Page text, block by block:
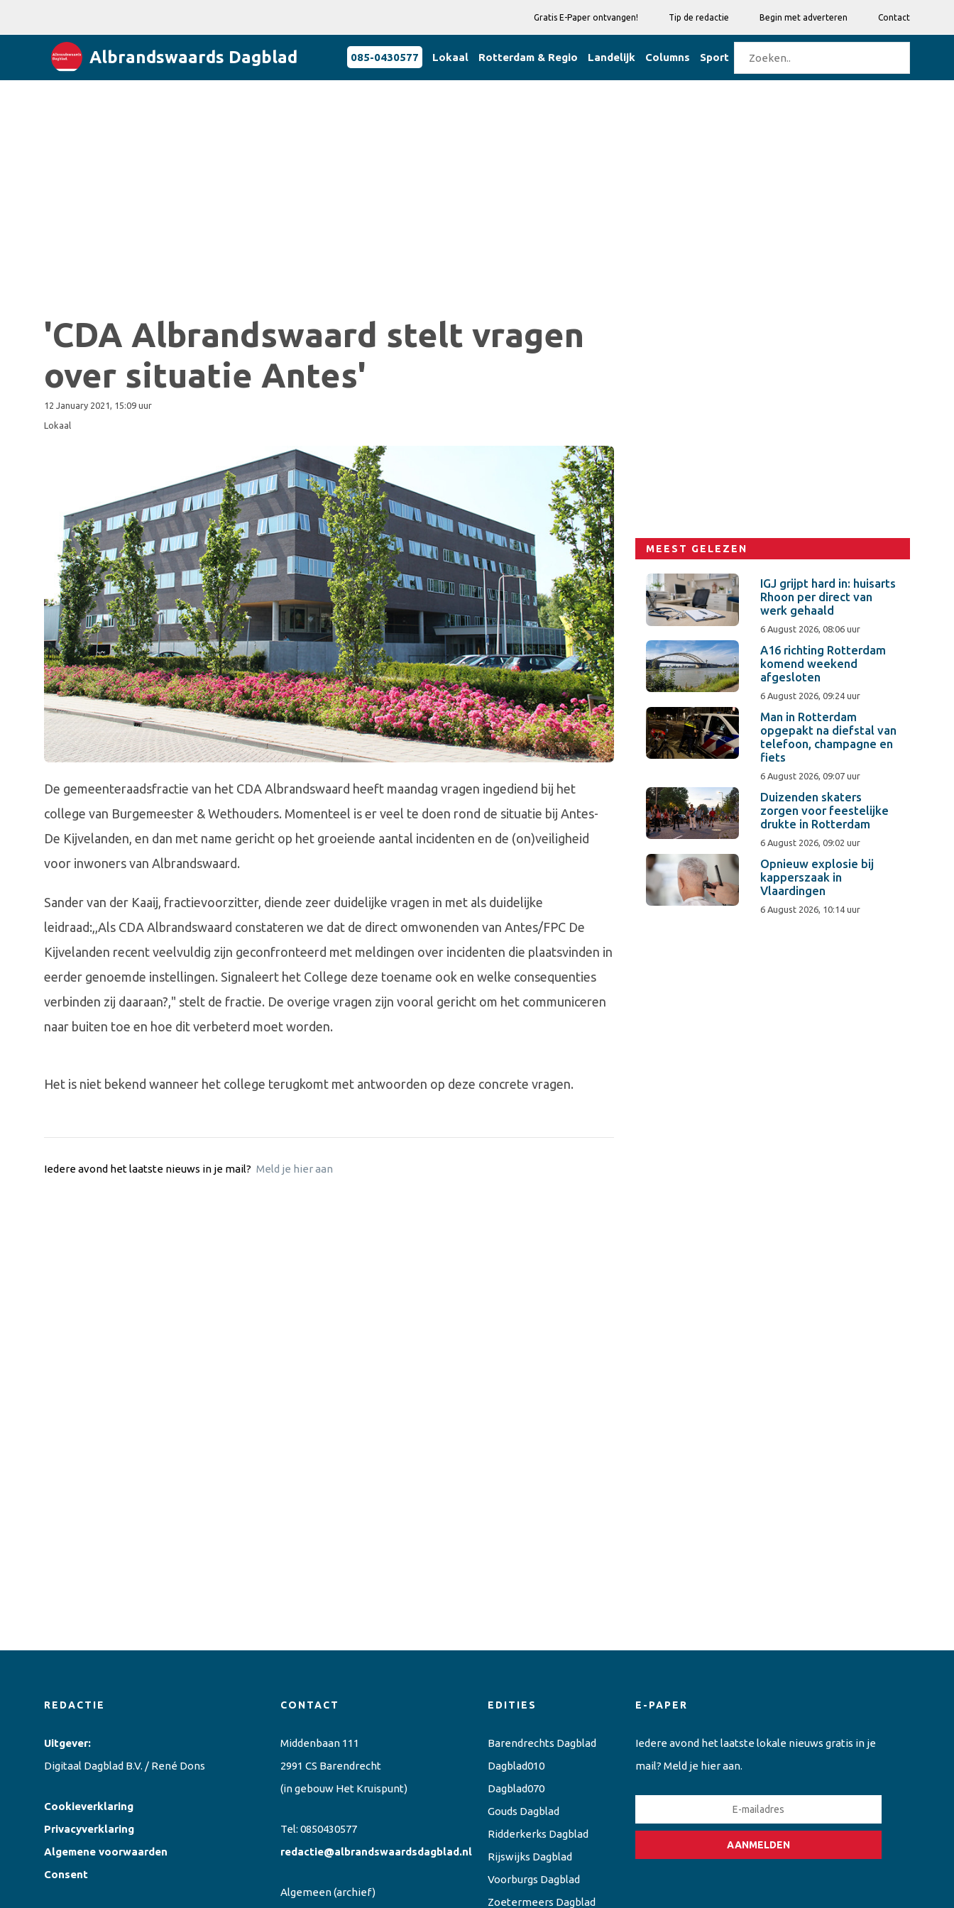
Gratis E-Paper ontvangen! Tip de redactie Begin met adverteren Contact
Albrandswaards Dagblad 085-0430577 Lokaal Rotterdam & Regio Landelijk Columns Sport
'CDA Albrandswaard stelt vragen
over situatie Antes'
12 January 2021, 15:09 uur
Lokaal
De gemeenteraadsfractie van het CDA Albrandswaard heeft maandag vragen ingediend bij het
college van Burgemeester & Wethouders. Momenteel is er veel te doen rond de situatie bij Antes-
De Kijvelanden, en dan met name gericht op het groeiende aantal incidenten en de (on)veiligheid
voor inwoners van Albrandswaard.
Sander van der Kaaij, fractievoorzitter, diende zeer duidelijke vragen in met als duidelijke
leidraad:,,Als CDA Albrandswaard constateren we dat de direct omwonenden van Antes/FPC De
Kijvelanden recent veelvuldig zijn geconfronteerd met meldingen over incidenten die plaatsvinden in
eerder genoemde instellingen. Signaleert het College deze toename ook en welke consequenties
verbinden zij daaraan?," stelt de fractie. De overige vragen zijn vooral gericht om het communiceren
naar buiten toe en hoe dit verbeterd moet worden.
Het is niet bekend wanneer het college terugkomt met antwoorden op deze concrete vragen.
Iedere avond het laatste nieuws in je mail? Meld je hier aan
MEEST GELEZEN
IGJ grijpt hard in: huisarts
Rhoon per direct van
werk gehaald
6 August 2026, 08:06 uur
A16 richting Rotterdam
komend weekend
afgesloten
6 August 2026, 09:24 uur
Man in Rotterdam
opgepakt na diefstal van
telefoon, champagne en
fiets
6 August 2026, 09:07 uur
Duizenden skaters
zorgen voor feestelijke
drukte in Rotterdam
6 August 2026, 09:02 uur
Opnieuw explosie bij
kapperszaak in
Vlaardingen
6 August 2026, 10:14 uur
REDACTIE
Uitgever:
Digitaal Dagblad B.V. / René Dons
Cookieverklaring
Privacyverklaring
Algemene voorwaarden
Consent
CONTACT
Middenbaan 111
2991 CS Barendrecht
(in gebouw Het Kruispunt)
Tel: 0850430577
redactie@albrandswaardsdagblad.nl
Algemeen(archief)
EDITIES
Barendrechts Dagblad
Dagblad010
Dagblad070
Gouds Dagblad
Ridderkerks Dagblad
Rijswijks Dagblad
Voorburgs Dagblad
Zoetermeers Dagblad
E-PAPER
Iedere avond het laatste lokale nieuws gratis in je
mail? Meld je hier aan.